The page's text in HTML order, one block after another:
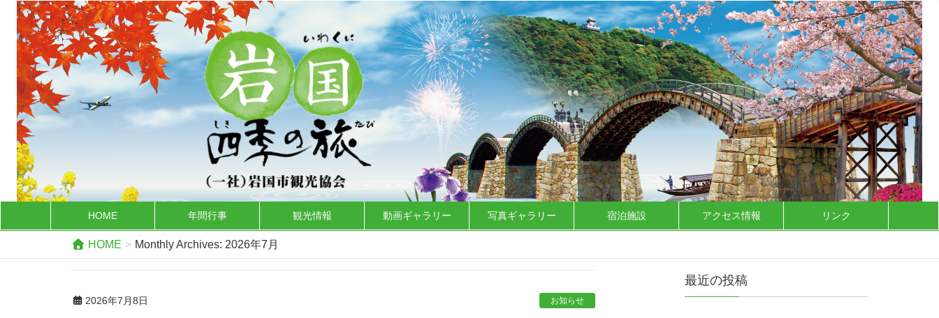
HOME 年間行事 観光情報 動画ギャラリー 写真ギャラリー 宿泊施設 アクセス情報 リンク
HOME Monthly Archives: 2026年7月
2026年7月8日 お知らせ
最近の投稿